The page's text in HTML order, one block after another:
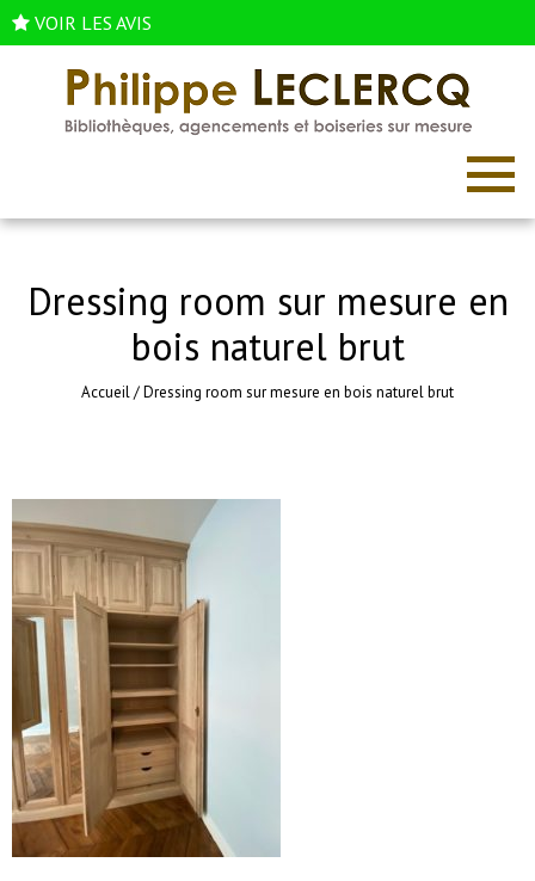
VOIR LES AVIS
Dressing room sur mesure en
bois naturel brut
Accueil/Dressing room sur mesure en bois naturel brut